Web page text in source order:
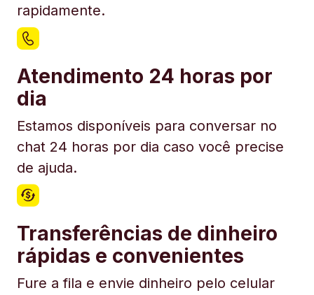
rapidamente.
Atendimento 24 horas por
dia
Estamos disponíveis para conversar no
chat 24 horas por dia caso você precise
de ajuda.
Transferências de dinheiro
rápidas e convenientes
Fure a fila e envie dinheiro pelo celular